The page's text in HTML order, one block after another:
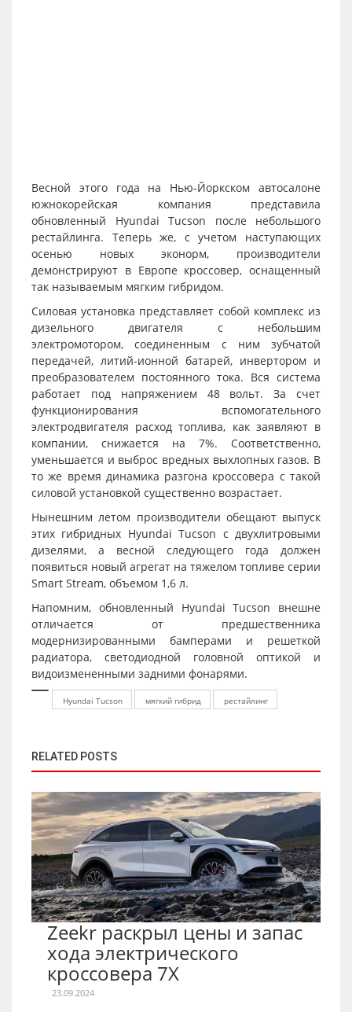
Весной этого года на Нью-Йоркском автосалоне
южнокорейская компания представила
обновленный Hyundai Tucson после небольшого
рестайлинга. Теперь же, с учетом наступающих
осенью новых эконорм, производители
демонстрируют в Европе кроссовер, оснащенный
так называемым мягким гибридом.
Силовая установка представляет собой комплекс из
дизельного двигателя с небольшим
электромотором, соединенным с ним зубчатой
передачей, литий-ионной батарей, инвертором и
преобразователем постоянного тока. Вся система
работает под напряжением 48 вольт. За счет
функционирования вспомогательного
электродвигателя расход топлива, как заявляют в
компании, снижается на 7%. Соответственно,
уменьшается и выброс вредных выхлопных газов. В
то же время динамика разгона кроссовера с такой
силовой установкой существенно возрастает.
Нынешним летом производители обещают выпуск
этих гибридных Hyundai Tucson с двухлитровыми
дизелями, а весной следующего года должен
появиться новый агрегат на тяжелом топливе серии
Smart Stream, объемом 1,6 л.
Напомним, обновленный Hyundai Tucson внешне
отличается от предшественника
модернизированными бамперами и решеткой
радиатора, светодиодной головной оптикой и
видоизмененными задними фонарями.
Hyundai Tucson мягкий гибрид рестайлинг
RELATED POSTS
Zeekr раскрыл цены и запас
хода электрического
кроссовера 7X
23.09.2024